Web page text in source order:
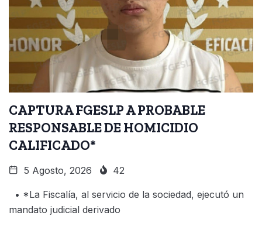
CAPTURA FGESLP A PROBABLE
RESPONSABLE DE HOMICIDIO
CALIFICADO*
5 Agosto, 2026 42
• *La Fiscalía, al servicio de la sociedad, ejecutó un
mandato judicial derivado